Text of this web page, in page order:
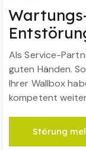
Als Service-
guten Händen.
Ihrer Wallbox
kompetent
Störung